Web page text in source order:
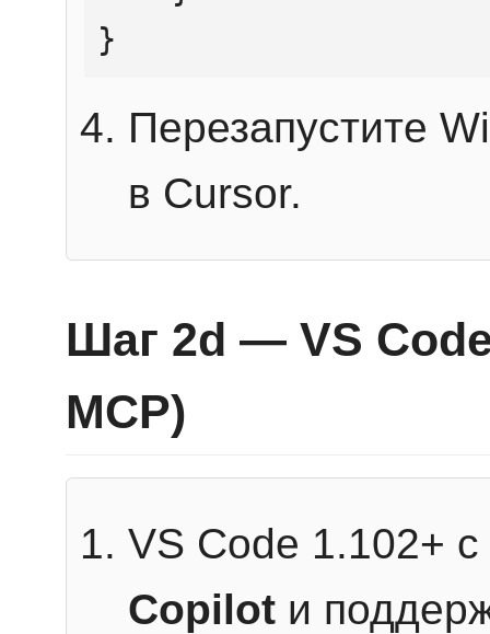
}
Перезапустите
в Cursor.
Шаг 2d — VS
MCP)
VS Code 1.102+
Copilot и